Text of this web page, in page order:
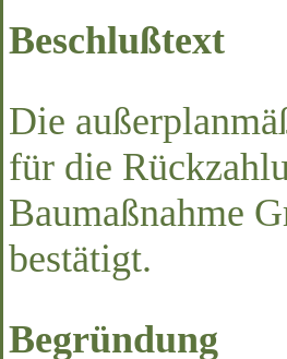
Beschlußtext
Die
für die
Baumaßnahme
bestätigt.
Begründung